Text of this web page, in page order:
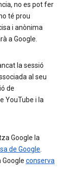
no es pot fer
té prou
i anònima
a Google.
la sessió
al seu
de
YouTube i la
Google la
de Google.
conserva